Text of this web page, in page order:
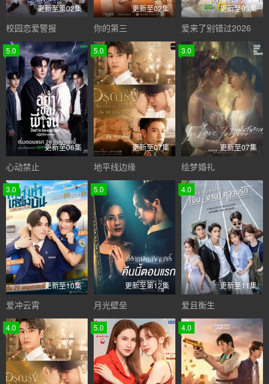
更新至第02集
校园恋爱警报
更新至02集
你的第三
更新至03集
爱来了别错过2026
5.0
更新至06集
心动禁止
5.0
更新至07集
地平线边缘
3.0
更新至07集
绘梦婚礼
3.0
更新至10集
爱冲云霄
5.0
更新至第12集
月光壁垒
4.0
更新至11集
爱且衡生
4.0 5.0 4.0